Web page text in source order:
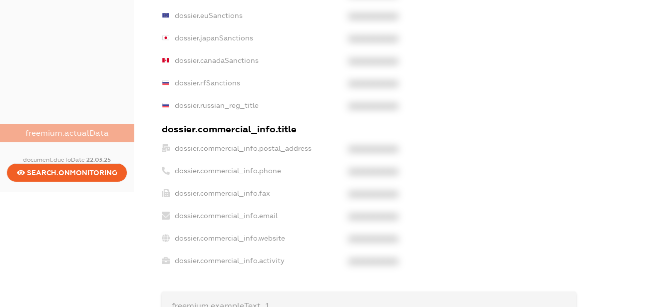
freemium.actualData
document.dueToDate22.03.25
SEARCH.ONMONITORING
dossier.euSanctions
dossier.japanSanctions
dossier.canadaSanctions
dossier.rfSanctions
dossier.russian_reg_title
dossier.commercial_info.title
dossier.commercial_info.postal_address
dossier.commercial_info.phone
dossier.commercial_info.fax
dossier.commercial_info.email
dossier.commercial_info.website
dossier.commercial_info.activity